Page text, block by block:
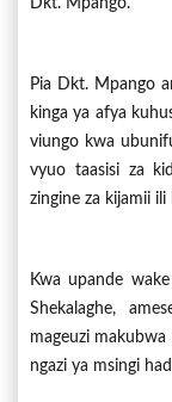
Dkt. Mpango.
Pia Dkt. Mpango
kinga ya afya
viungo kwa
vyuo taasisi za
zingine za kijamii
Kwa upande
Shekalaghe,
mageuzi
ngazi ya msingi